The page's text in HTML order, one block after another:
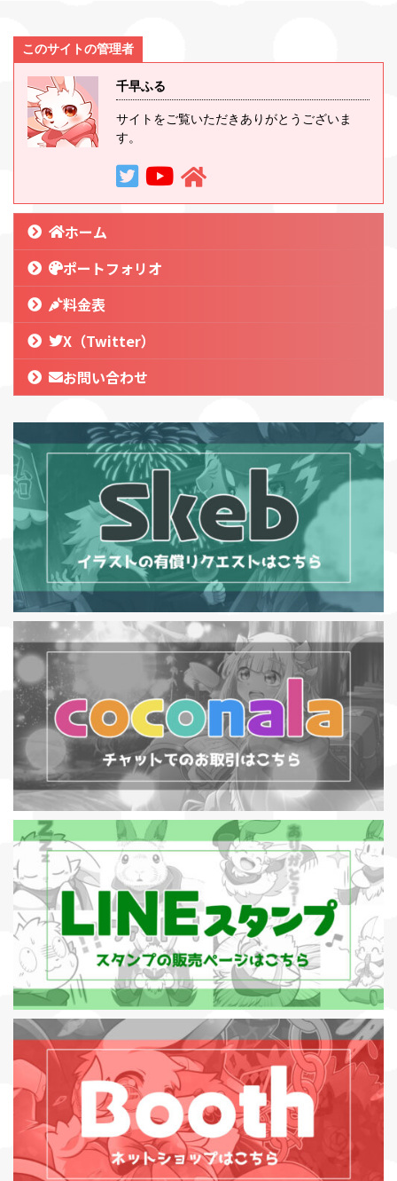
このサイトの管理者
千早ふる
サイトをご覧いただきありがとうございま
す。
ホーム
ポートフォリオ
料金表
X（Twitter）
お問い合わせ